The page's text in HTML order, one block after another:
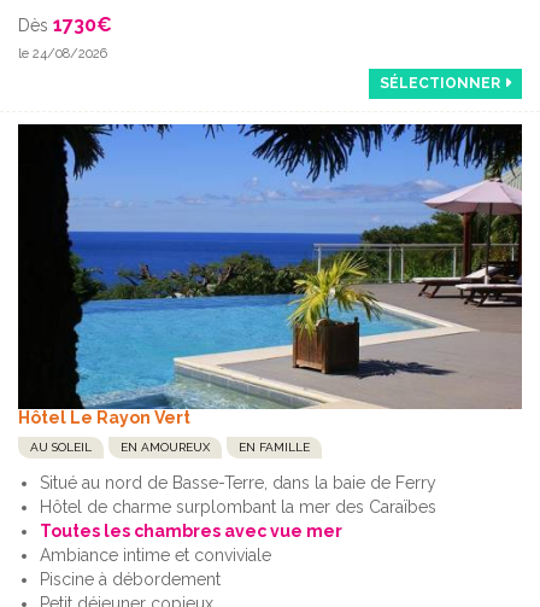
Dès 1730€
le 24/08/2026
SÉLECTIONNER
Hôtel Le Rayon Vert
AU SOLEIL EN AMOUREUX EN FAMILLE
Situé au nord de Basse-Terre, dans la baie de Ferry
Hôtel de charme surplombant la mer des Caraïbes
Toutes les chambres avec vue mer
Ambiance intime et conviviale
Piscine à débordement
Petit déjeuner copieux